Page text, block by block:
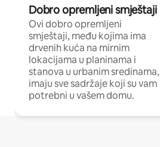
Dobro opremljeni smještaji
Ovi dobro opremljeni
smještaji, među kojima ima
drvenih kuća na mirnim
lokacijama u planinama i
stanova u urbanim sredinama,
imaju sve sadržaje koji su vam
potrebni u vašem domu.